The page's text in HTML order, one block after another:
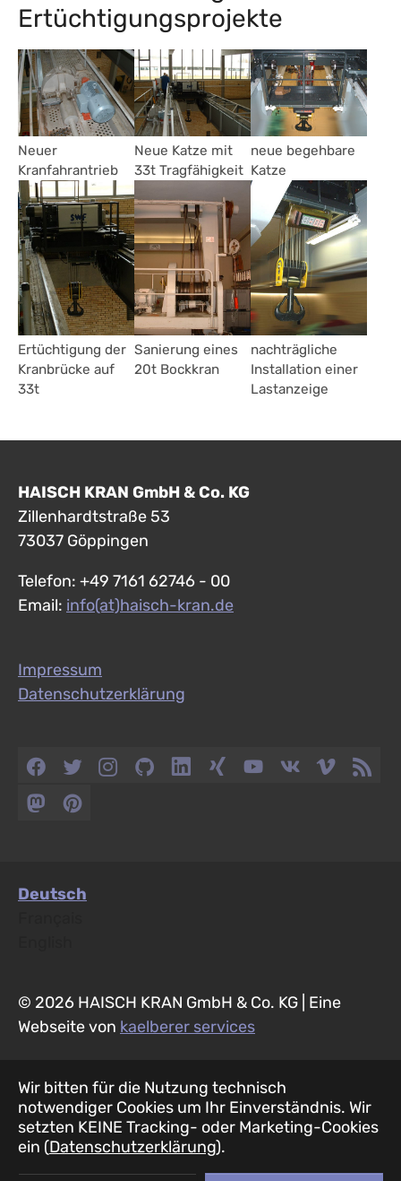
Wir bitten für die Nutzung technisch
notwendiger Cookies um Ihr Einverständnis. Wir
setzten KEINE Tracking- oder Marketing-Cookies
ein (Datenschutzerklärung).
Ertüchtigungsprojekte
Neuer
Kranfahrantrieb
Neue Katze mit
33t Tragfähigkeit
neue begehbare
Katze
Ertüchtigung der
Kranbrücke auf
33t
Sanierung eines
20t Bockkran
nachträgliche
Installation einer
Lastanzeige
HAISCH KRAN GmbH & Co. KG
Zillenhardtstraße 53
73037 Göppingen
Telefon: +49 7161 62746 - 00
Email: info(at)haisch-kran.de
Facebook
TwitterInstagramLinkedInXingYouTube
VK VimeoRSS
Pinterest
Impressum
Datenschutzerklärung
Deutsch
© 2026 HAISCH KRAN GmbH & Co. KG Eine
Webseite von kaelberer services